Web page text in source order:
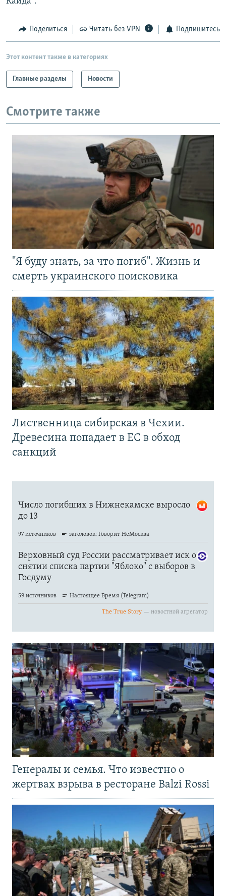
Поделиться Читать без VPN Подпишитесь
Этот контент также в категориях
Главные разделы Новости
Смотрите также
"Я буду знать, за что погиб". Жизнь и
смерть украинского поисковика
Лиственница сибирская в Чехии.
Древесина попадает в ЕС в обход
санкций
Генералы и семья. Что известно о
жертвах взрыва в ресторане Balzi Rossi